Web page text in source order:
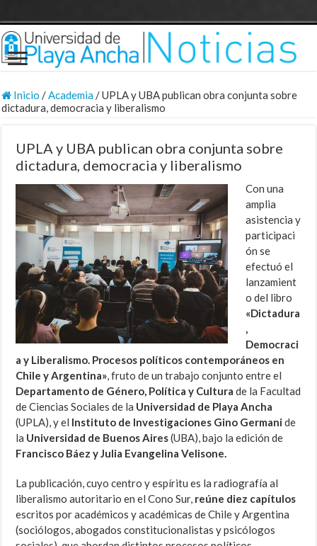
Inicio /Academia/UPLA y UBA publican obra conjunta sobre
dictadura, democracia y liberalismo
UPLA y UBA publican obra conjunta sobre
dictadura, democracia y liberalismo
Con una
amplia
asistencia y
participaci
ón se
efectuó el
lanzamient
o del libro
«Dictadura
,
Democraci
a y Liberalismo. Procesos políticos contemporáneos en
Chile y Argentina», fruto de un trabajo conjunto entre el
Departamento de Género, Política y Cultura de la Facultad
de Ciencias Sociales de la Universidad de Playa Ancha
(UPLA), y el Instituto de Investigaciones Gino Germanide
la Universidad de Buenos Aires(UBA), bajo la edición de
Francisco Báez y Julia Evangelina Velisone.
La publicación, cuyo centro y espíritu es la radiografía al
liberalismo autoritario en el Cono Sur, reúne diez capítulos
escritos por académicos y académicas de Chile y Argentina
(sociólogos, abogados constitucionalistas y psicólogos